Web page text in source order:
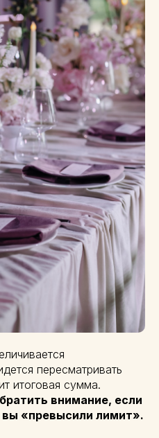
пересматривать
итоговая сумма.
внимание, если
вы «превысили лимит».